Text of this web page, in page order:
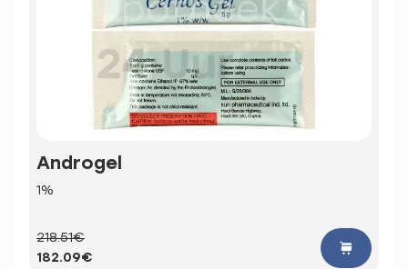
Androgel
1%
218.51€
182.09€